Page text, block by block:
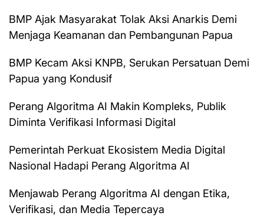
BMP Ajak Masyarakat Tolak Aksi Anarkis Demi
Menjaga Keamanan dan Pembangunan Papua
BMP Kecam Aksi KNPB, Serukan Persatuan Demi
Papua yang Kondusif
Perang Algoritma AI Makin Kompleks, Publik
Diminta Verifikasi Informasi Digital
Pemerintah Perkuat Ekosistem Media Digital
Nasional Hadapi Perang Algoritma AI
Menjawab Perang Algoritma AI dengan Etika,
Verifikasi, dan Media Tepercaya